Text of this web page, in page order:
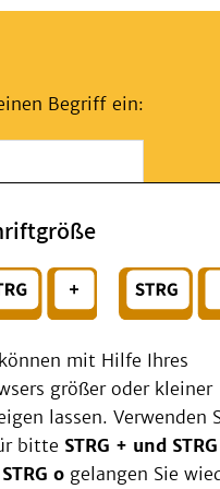
Begriff ein:
für Ihren
mit Hilfe Ihres
größer oder kleiner
lassen. Verwenden
bitte STRG + und
STRG o gelangen Sie
(KIM)